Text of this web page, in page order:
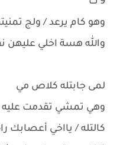
وهو كام يرعد / ولج
والله هسة اخلي عليهن
لمى جابتله كلاص مي
وهي تمشي تقدمت عليه
كالتله / يااخي أعصابك